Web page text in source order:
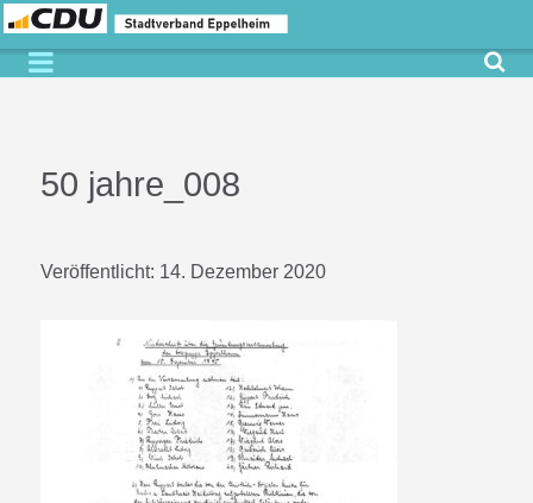
50 jahre_008
Veröffentlicht: 14. Dezember 2020